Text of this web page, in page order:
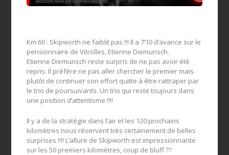
Km 60 : Skipworth ne faiblit pas !!! Il a 7’10 d’avance sur le
pensionnaire de Vitrolles, Etienne Diemunsch.
Etienne Diemunsch reste surpris de ne pas avoir été
repris. Il préfère ne pas aller chercher le premier mais
plutôt de continuer son effort quitte à être rattraper par
le trio de poursuivants. Un trio qui reste toujours dans
une position d’attentisme !!!!
Il y a de la stratégie dans l’air et les 120 prochains
kilomètres nous réservent très certainement de belles
surprises !!!! L’allure de Skipworth est impressionnante
sur les 50 premiers kilomètres, coup de bluff ??